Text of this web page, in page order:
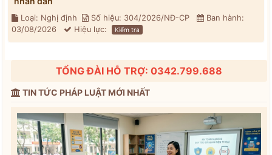
Loại: Nghị định Số hiệu: 304/2026/NĐ-CP
Ban hành:
03/08/2026
Hiệu lực: Kiểm tra
TỔNG ĐÀI HỖ TRỢ: 0342.799.688
TIN TỨC PHÁP LUẬT MỚI NHẤT